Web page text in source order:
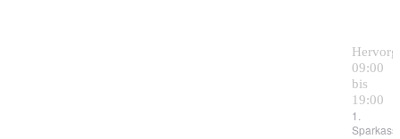
09:00
bis
19:00
1.